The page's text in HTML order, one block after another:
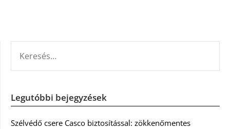
Legutóbbi bejegyzések
Szélvédő csere Casco biztosítással: zökkenőmentes